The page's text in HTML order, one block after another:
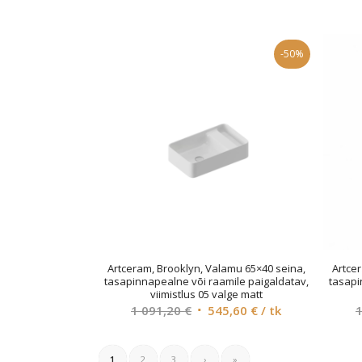
68,20 €.
Artceram, Brooklyn, Valamu 65×40 seina,
tasapinnapealne või raamile paigaldatav,
viimistlus 05 valge matt
1 091,20€ Original
545,60 €Current
/ tk
-50%
1 2 3 › »